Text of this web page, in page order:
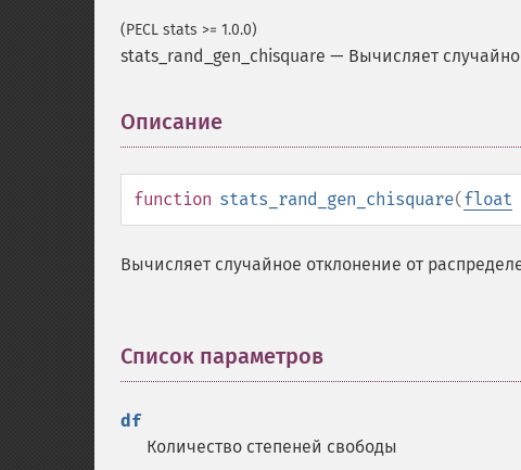
(PECL stats >= 1.0.0)
stats_rand_gen_chisquare — Вычисляет
Описание
function stats_rand_gen_chisquare(float
Вычисляет случайное отклонение от
Список параметров
df
Количество степеней свободы